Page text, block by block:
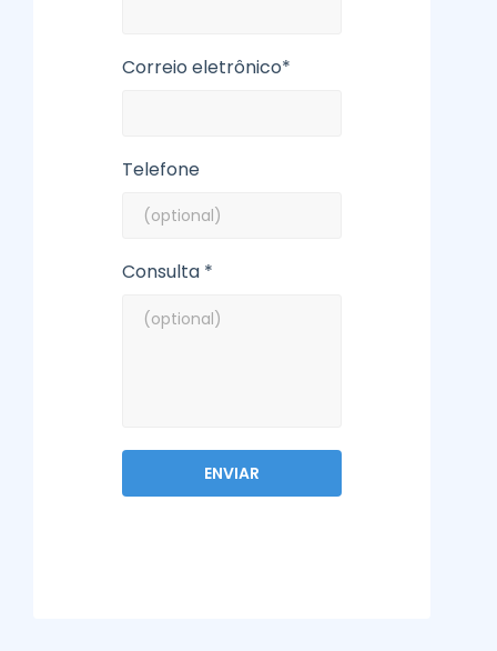
Correio eletrônico*
Telefone
Consulta *